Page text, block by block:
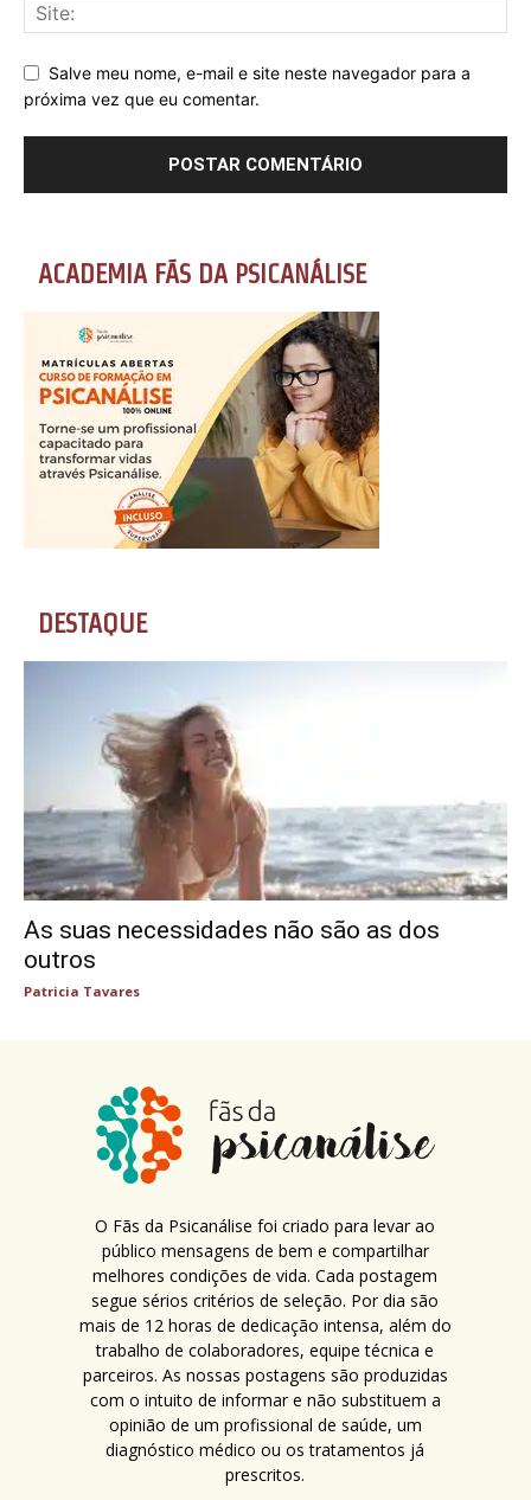
Salve meu nome, e-mail e site neste navegador para a
próxima vez que eu comentar.
ACADEMIA FÃS DA PSICANÁLISE
DESTAQUE
As suas necessidades não são as dos
outros
Patricia Tavares
O Fãs da Psicanálise foi criado para levar ao
público mensagens de bem e compartilhar
melhores condições de vida. Cada postagem
segue sérios critérios de seleção. Por dia são
mais de 12 horas de dedicação intensa, além do
trabalho de colaboradores, equipe técnica e
parceiros. As nossas postagens são produzidas
com o intuito de informar e não substituem a
opinião de um profissional de saúde, um
diagnóstico médico ou os tratamentos já
prescritos.